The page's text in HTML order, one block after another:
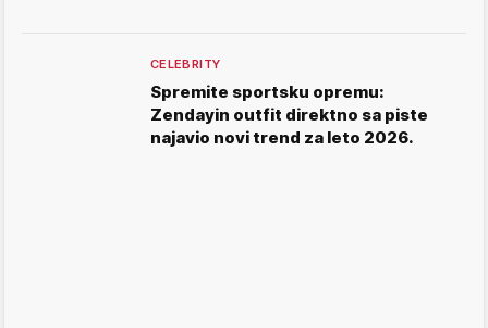
CELEBRITY
Spremite sportsku opremu:
Zendayin outfit direktno sa piste
najavio novi trend za leto 2026.